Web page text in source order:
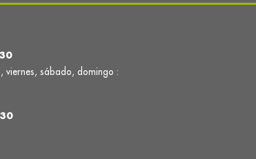
viernes, sábado, domingo :